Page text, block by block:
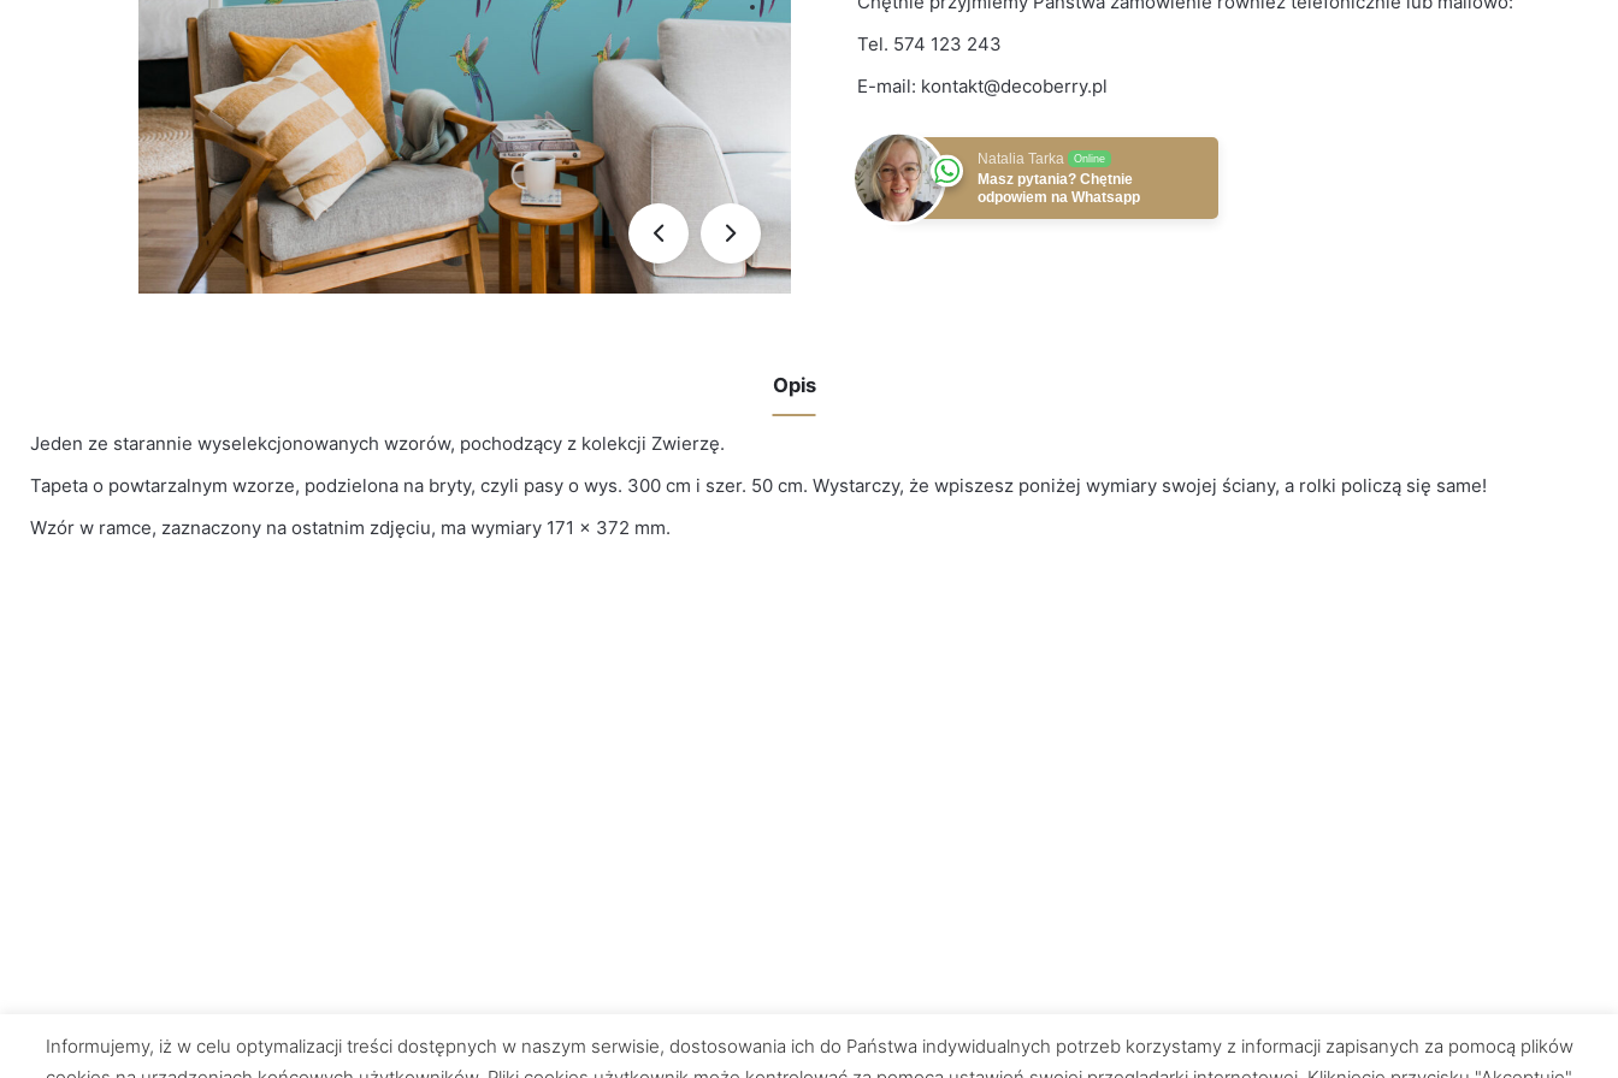
Tel. 574 123 243
E-mail: kontakt@decoberry.pl
Natalia Tarka Online
Masz pytania? Chętnie
odpowiem na Whatsapp
Opis
Jeden ze starannie wyselekcjonowanych wzorów, pochodzący z kolekcji Zwierzę.
Tapeta o powtarzalnym wzorze, podzielona na bryty, czyli pasy o wys. 300 cm i szer. 50 cm. Wystarczy, że wpiszesz poniżej wymiary swojej ściany, a rolki policzą się same!
Wzór w ramce, zaznaczony na ostatnim zdjęciu, ma wymiary 171 × 372 mm.
Informujemy, iż w celu optymalizacji treści dostępnych w naszym serwisie, dostosowania ich do Państwa indywidualnych potrzeb korzystamy z informacji zapisanych za pomocą plików